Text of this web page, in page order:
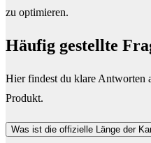
zu optimieren.
Häufig gestellte
Hier findest du klare Antworten
Produkt.
Was ist die offizielle Länge der